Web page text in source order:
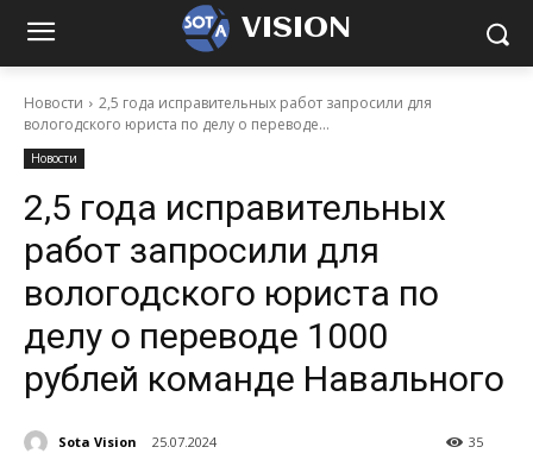
VISION
Новости
2,5 года исправительных работ запросили для
вологодского юриста по делу о переводе...
Новости
2,5 года исправительных
работ запросили для
вологодского юриста по
делу о переводе 1000
рублей команде Навального
Sota Vision 25.07.2024 35